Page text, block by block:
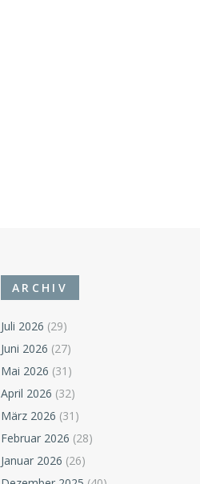
ARCHIV
Juli 2026 (29)
Juni 2026 (27)
Mai 2026 (31)
April 2026 (32)
März 2026 (31)
Februar 2026 (28)
Januar 2026 (26)